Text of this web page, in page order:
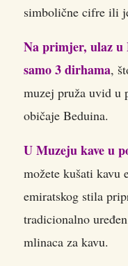
simbolične cifre ili
Na primjer, ulaz u
samo 3 dirhama,
muzej pruža uvid u
običaje Beduina.
U Muzeju kave u
možete kušati kavu
emiratskog stila
tradicionalno
mlinaca za kavu.